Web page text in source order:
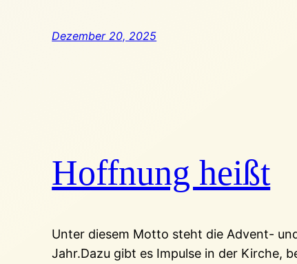
Dezember 20, 2025
Hoffnung heißt
Unter diesem Motto steht die Advent-
Jahr.Dazu gibt es Impulse in der Kirche,